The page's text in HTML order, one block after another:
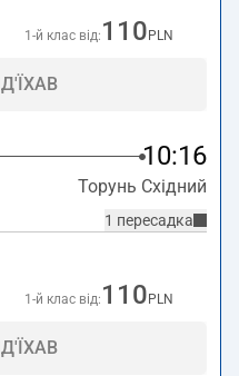
1-й клас від: 110 PLN
10:16
Торунь Східний
1 пересадка
1-й клас від: 110 PLN